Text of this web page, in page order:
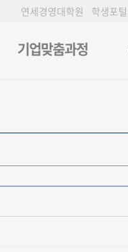
연세경영대학원 학생포털
기업맞춤과정